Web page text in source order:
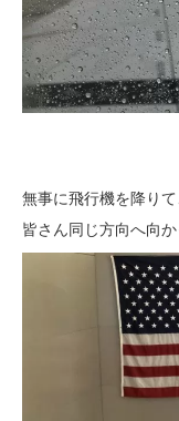
無事に飛行機を降り
皆さん同じ方向へ向